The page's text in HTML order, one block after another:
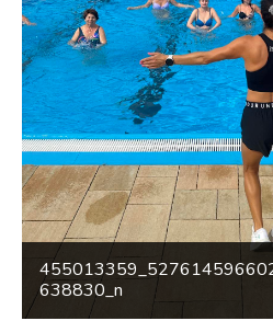
638830_n